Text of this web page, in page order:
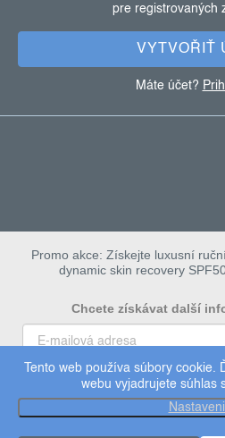
Tento web používa súbory
webu vyjadrujete súhlas
pre registrovaných
VYTVOŘIŤ
Máte účet?
Copyright 2026dermalogica.
Upraviť
Promo akce: Získejte luxusní
dynamic skin recovery
Chcete získávat další
To chci